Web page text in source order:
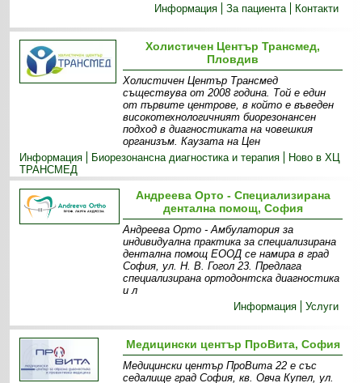
Информация
За пациента Контакти
Холистичен Център Трансмед,
Пловдив
Холистичен Център Трансмед
съществува от 2008 година. Той е един
от първите центрове, в който е въведен
високотехнологичният биорезонансен
подход в диагностиката на човешкия
организъм. Каузата на Цен
Информация
Биорезонансна диагностика и терапия
Ново в ХЦ
ТРАНСМЕД
Андреева Орто - Специализирана
дентална помощ, София
Андреева Орто - Амбулатория за
индивидуална практика за специализирана
дентална помощ ЕООД се намира в град
София, ул. Н. В. Гогол 23. Предлага
специализирана ортодонтска диагностика
и л
Информация
Услуги
Медицински център ПроВита, София
Медицински център ПроВита 22 е със
седалище град София, кв. Овча Купел, ул.